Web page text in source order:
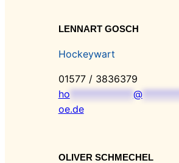
LENNART GOSCH
Hockeywart
01577 / 3836379
ho
@
oe.de
OLIVER SCHMECHEL